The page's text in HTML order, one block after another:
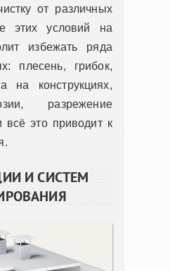
от различных
этих условий на
избежать ряда
плесень, грибок,
на конструкциях,
разрежение
всё это приводит к
И СИСТЕМ